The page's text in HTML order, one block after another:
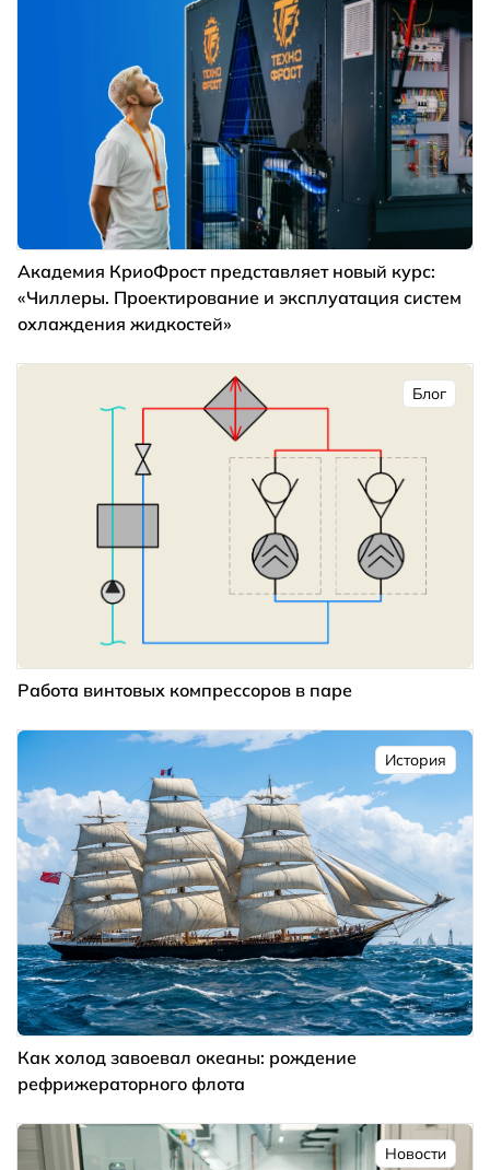
Академия КриоФрост представляет новый курс:
«Чиллеры. Проектирование и эксплуатация систем
охлаждения жидкостей»
Блог
Работа винтовых компрессоров в паре
История
Как холод завоевал океаны: рождение
рефрижераторного флота
Новости